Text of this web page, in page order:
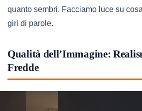
quanto sembri. Facciamo luce su
giri di parole.
Qualità dell’Immagine:
Fredde